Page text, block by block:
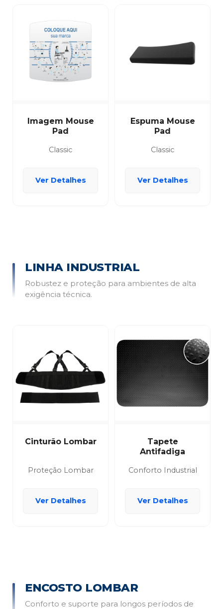
Imagem Mouse
Pad
Classic
Ver Detalhes
Espuma Mouse
Pad
Classic
Ver Detalhes
LINHA INDUSTRIAL
Robustez e proteção para ambientes de alta
exigência técnica.
Cinturão Lombar
Proteção Lombar
Ver Detalhes
Tapete
Antifadiga
Conforto Industrial
Ver Detalhes
ENCOSTO LOMBAR
Conforto e suporte para longos períodos de